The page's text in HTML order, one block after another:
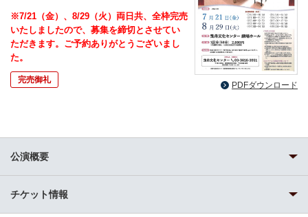
※7/21（金）、8/29（火）両日共、全枠完売
いたしましたので、募集を締切とさせてい
ただきます。ご予約ありがとうございまし
た。
完売御礼
PDFダウンロード
公演概要
チケット情報